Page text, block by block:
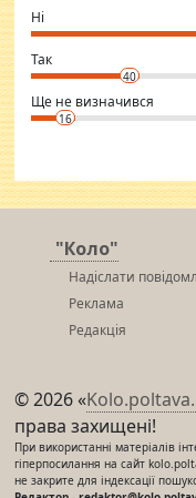
want to meet new people.
conscious in order to
club.
⇒ sakshimirchandani.com
Ні
Так
40
Ще не визначився
16
"Коло"
Надіслати
Реклама
Редакція
© 2026 «
права захищені!
При використанні матеріалів
гіперпосилання на сайт
не закрите для індексації